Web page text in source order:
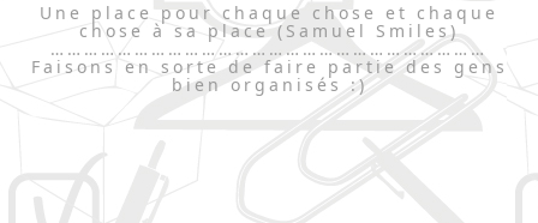
Une place pour chaque chose et chaque
chose à sa place (Samuel Smiles)
……………………………………………………………………
Faisons en sorte de faire partie des gens
bien organisés :)